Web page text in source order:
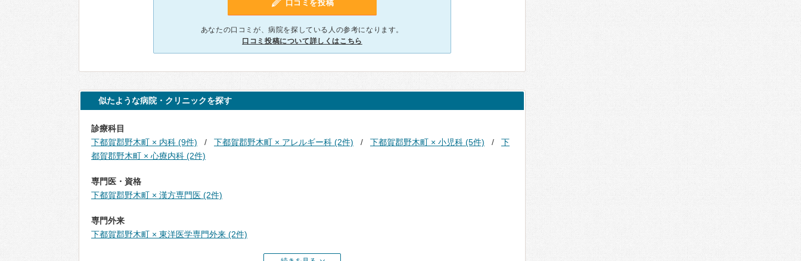
口コミを投稿
あなたの口コミが、病院を探している人の参考になります。
口コミ投稿について詳しくはこちら
似たような病院・クリニックを探す
診療科目
下都賀郡野木町 × 内科 (9件)
下都賀郡野木町 × アレルギー科 (2件) 下都賀郡野木町 × 小児科 (5件)
下
都賀郡野木町 × 心療内科 (2件)
専門医・資格
下都賀郡野木町 × 漢方専門医 (2件)
専門外来
下都賀郡野木町 × 東洋医学専門外来 (2件)